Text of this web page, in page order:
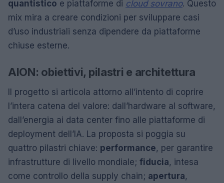
quantistico e piattaforme di cloud sovrano. Questo
mix mira a creare condizioni per sviluppare casi
d’uso industriali senza dipendere da piattaforme
chiuse esterne.
AION: obiettivi, pilastri e architettura
Il progetto si articola attorno all’intento di coprire
l’intera catena del valore: dall’hardware al software,
dall’energia ai data center fino alle piattaforme di
deployment dell’IA. La proposta si poggia su
quattro pilastri chiave: performance, per garantire
infrastrutture di livello mondiale; fiducia, intesa
come controllo della supply chain; apertura,